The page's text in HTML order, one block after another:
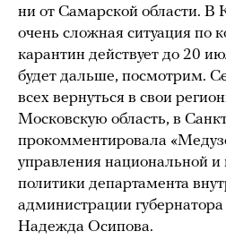
ни от Самарской области. В
очень сложная ситуация по
карантин действует до 20
будет дальше, посмотрим.
всех вернуться в свои
Московскую область, в
прокомментировала
управления национальной
политики департамента
администрации
Надежда Осипова.